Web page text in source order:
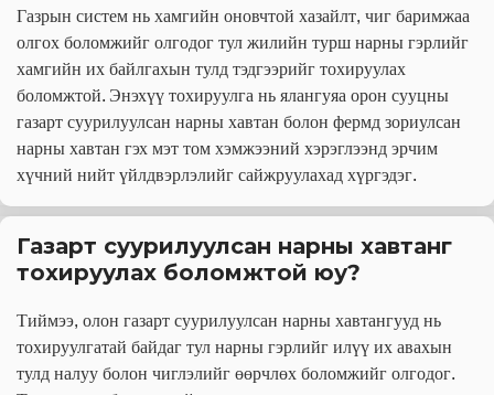
Газрын систем нь хамгийн оновчтой хазайлт, чиг баримжаа
олгох боломжийг олгодог тул жилийн турш нарны гэрлийг
хамгийн их байлгахын тулд тэдгээрийг тохируулах
боломжтой. Энэхүү тохируулга нь ялангуяа орон сууцны
газарт суурилуулсан нарны хавтан болон фермд зориулсан
нарны хавтан гэх мэт том хэмжээний хэрэглээнд эрчим
хүчний нийт үйлдвэрлэлийг сайжруулахад хүргэдэг.
Газарт суурилуулсан нарны хавтанг
тохируулах боломжтой юу?
Тиймээ, олон газарт суурилуулсан нарны хавтангууд нь
тохируулгатай байдаг тул нарны гэрлийг илүү их авахын
тулд налуу болон чиглэлийг өөрчлөх боломжийг олгодог.